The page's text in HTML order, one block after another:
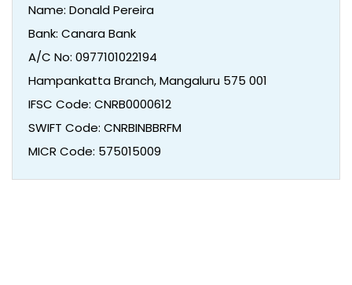
Name: Donald Pereira
Bank: Canara Bank
A/C No: 0977101022194
Hampankatta Branch, Mangaluru 575 001
IFSC Code: CNRB0000612
SWIFT Code: CNRBINBBRFM
MICR Code: 575015009